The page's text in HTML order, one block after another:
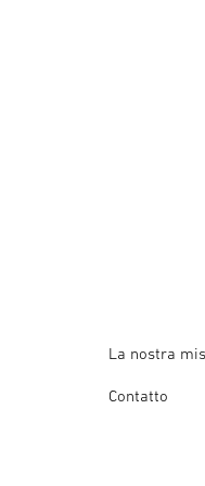
La nostra
Contatto